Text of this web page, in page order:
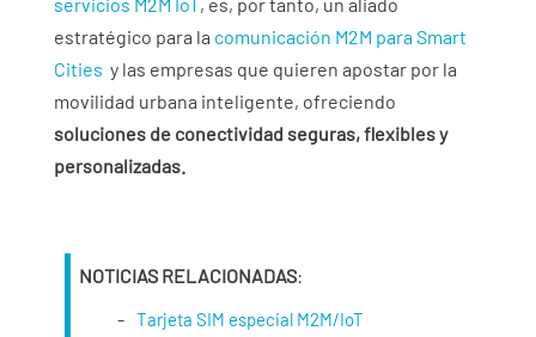
estratégico para la comunicación M2M para Smart
Cities y las empresas que quieren apostar por la
movilidad urbana inteligente, ofreciendo
soluciones de conectividad seguras, flexibles y
personalizadas.
NOTICIAS RELACIONADAS:
Tarjeta SIM especial M2M/IoT